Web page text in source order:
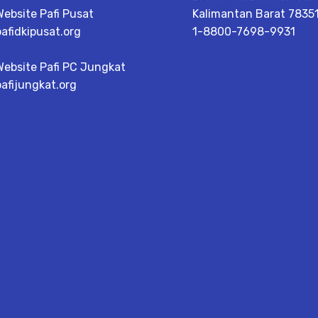
Pafi Pusat
Pafi PC Jungkat
Kalimantan Barat
1-8800-7698-9931